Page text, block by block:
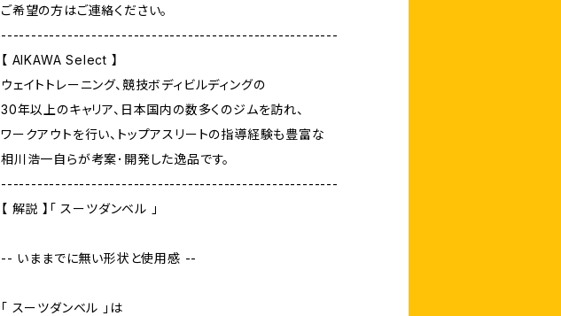
ご希望の方はご連絡ください。
--------------------------------------------------------
【 AIKAWA Select 】
ウェイトトレーニング、競技ボディビルディングの
30年以上のキャリア、日本国内の数多くのジムを訪れ、
ワークアウトを行い、トップアスリートの指導経験も豊富な
相川浩一自らが考案･開発した逸品です。
--------------------------------------------------------
【 解説 】「 スーツダンベル 」
-- いままでに無い形状と使用感 --
「 スーツダンベル 」は